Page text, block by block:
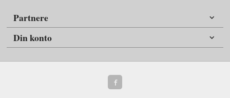
Partnere
Din konto